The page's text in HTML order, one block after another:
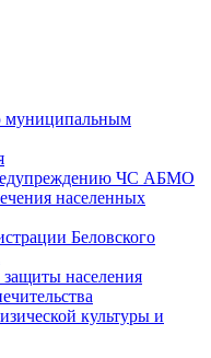
муниципальным
ЧС АБМО
населенных
Беловского
населения
культуры и